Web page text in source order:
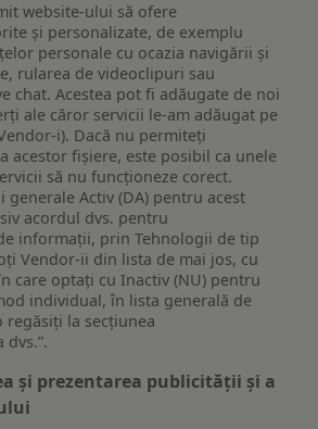
website-ului să ofere
și personalizate, de exemplu
personale cu ocazia navigării și
rularea de videoclipuri sau
chat. Acestea pot fi adăugate de noi
ale căror servicii le-am adăugat pe
i). Dacă nu permiteți
acestor fișiere, este posibil ca unele
să nu funcționeze corect.
generale Activ (DA) pentru acest
acordul dvs. pentru
informații, prin Tehnologii de tip
Vendor-ii din lista de mai jos, cu
care optați cu Inactiv (NU) pentru
individual, în lista generală de
regăsiți la secțiunea
dvs.”.
și prezentarea publicității și a